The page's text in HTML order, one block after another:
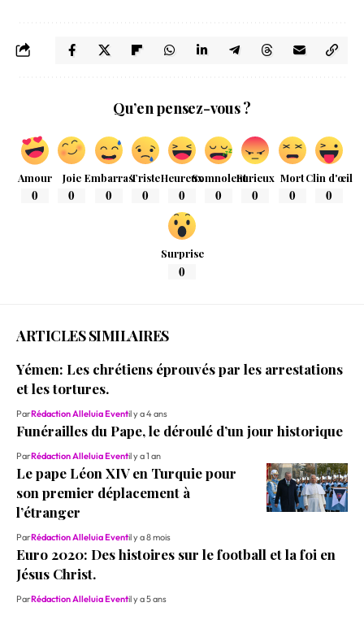
Qu’en pensez-vous ?
Amour
0
Joie
0
Embarras
0
Triste
0
Heureux
0
Somnolent
0
Furieux
0
Mort
0
Clin d'œil
0
Surprise
0
ARTICLES SIMILAIRES
Yémen: Les chrétiens éprouvés par les arrestations
et les tortures.
ParRédaction Alleluia Eventil y a 4 ans
Funérailles du Pape, le déroulé d’un jour historique
ParRédaction Alleluia Eventil y a 1 an
Le pape Léon XIV en Turquie pour
son premier déplacement à
l’étranger
ParRédaction Alleluia Eventil y a 8 mois
Euro 2020: Des histoires sur le football et la foi en
Jésus Christ.
ParRédaction Alleluia Eventil y a 5 ans